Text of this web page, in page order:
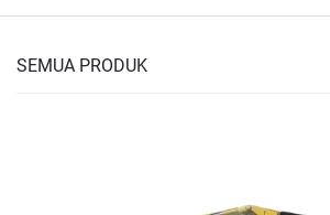
SEMUA PRODUK